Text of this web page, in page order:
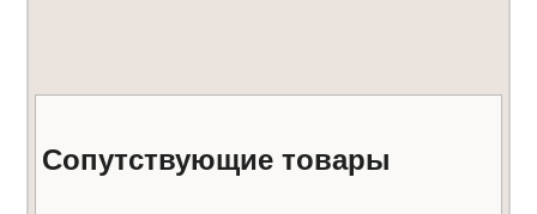
Сопутствующие товары